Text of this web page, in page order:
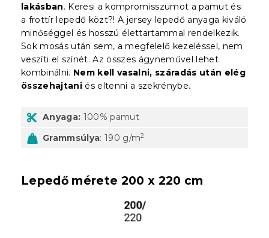
lakásban. Keresi a kompromisszumot a pamut és
a frottír lepedő közt?! A jersey lepedő anyaga kiváló
minőséggel és hosszú élettartammal rendelkezik.
Sok mosás után sem, a megfelelő kezeléssel, nem
veszíti el színét. Az összes ágyneművel lehet
kombinálni. Nem kell vasalni, száradás után elég
összehajtani és eltenni a szekrénybe.
Anyaga: 100% pamut
Grammsúlya: 190 g/m2
Lepedő mérete 200 x 220 cm